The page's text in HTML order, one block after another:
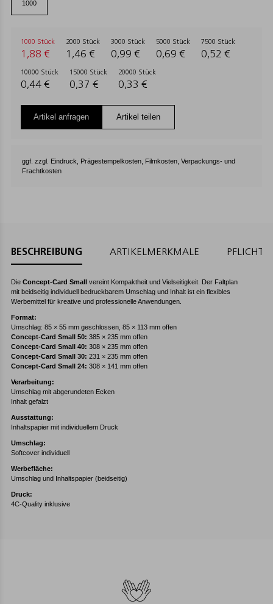
1000 Stück
1,88 €
2000 Stück
1,46 €
3000 Stück
0,99 €
5000 Stück
0,69 €
7500 Stück
0,52 €
10000 Stück
0,44 €
15000 Stück
0,37 €
20000 Stück
0,33 €
Artikel anfragen Artikel teilen
ggf. zzgl. Eindruck, Prägestempelkosten, Filmkosten, Verpackungs- und
Frachtkosten
BESCHREIBUNG ARTIKELMERKMALE
Die Concept-Card Small vereint Kompaktheit und Vielseitigkeit. Der Faltplan
mit beidseitig individuell bedruckbarem Umschlag und Inhalt ist ein flexibles
Werbemittel für kreative und professionelle Anwendungen.
Format:
Umschlag: 85 × 55 mm geschlossen, 85 × 113 mm offen
Concept-Card Small 50: 385 × 235 mm offen
Concept-Card Small 40: 308 × 235 mm offen
Concept-Card Small 30: 231 × 235 mm offen
Concept-Card Small 24: 308 × 141 mm offen
Verarbeitung:
Umschlag mit abgerundeten Ecken
Inhalt gefalzt
Ausstattung:
Inhaltspapier mit individuellem Druck
Umschlag:
Softcover individuell
Werbefläche:
Umschlag und Inhaltspapier (beidseitig)
Druck:
4C-Quality inklusive